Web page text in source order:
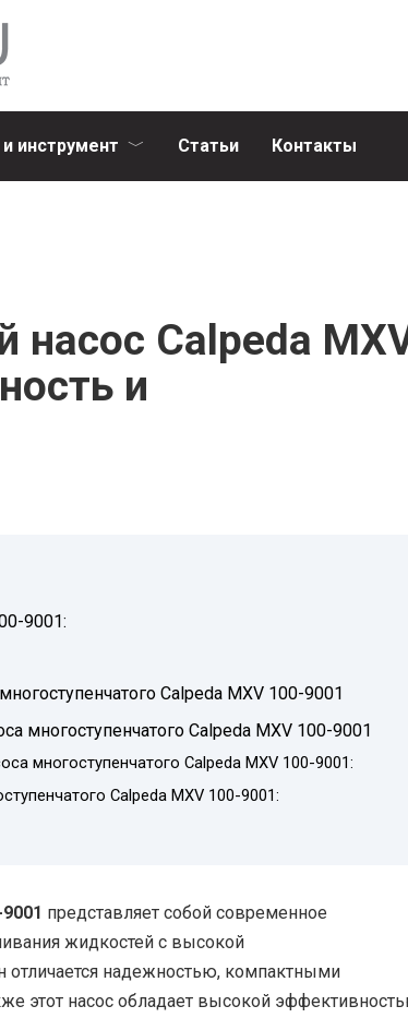
инструмент Статьи Контакты
насос Calpeda
и
9001:
Calpeda MXV 100-9001
многоступенчатого Calpeda MXV 100-9001
многоступенчатого Calpeda MXV 100-9001:
Calpeda MXV 100-9001:
представляет собой современное
жидкостей с высокой
надежностью, компактными
этот насос обладает высокой